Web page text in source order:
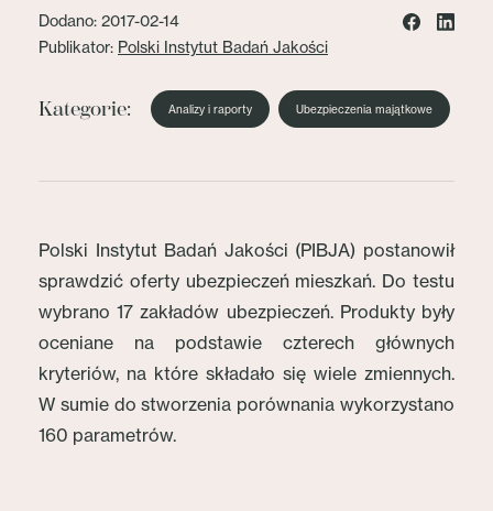
Dodano: 2017-02-14
Publikator: Polski Instytut Badań Jakości
Kategorie: Analizy i raporty Ubezpieczenia majątkowe
Polski Instytut Badań Jakości (PIBJA) postanowił
sprawdzić oferty ubezpieczeń mieszkań. Do testu
wybrano 17 zakładów ubezpieczeń. Produkty były
oceniane na podstawie czterech głównych
kryteriów, na które składało się wiele zmiennych.
W sumie do stworzenia porównania wykorzystano
160 parametrów.